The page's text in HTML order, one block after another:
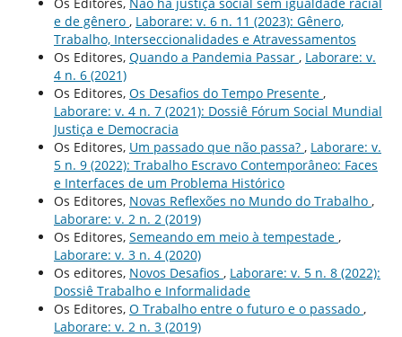
e de gênero , Laborare: v. 6 n. 11 (2023): Gênero,
Trabalho, Interseccionalidades e Atravessamentos
Os Editores, Quando a Pandemia Passar , Laborare: v.
4 n. 6 (2021)
Os Editores, Os Desafios do Tempo Presente ,
Laborare: v. 4 n. 7 (2021): Dossiê Fórum Social Mundial
Justiça e Democracia
Os Editores, Um passado que não passa? , Laborare: v.
5 n. 9 (2022): Trabalho Escravo Contemporâneo: Faces
e Interfaces de um Problema Histórico
Os Editores, Novas Reflexões no Mundo do Trabalho ,
Laborare: v. 2 n. 2 (2019)
Os Editores, Semeando em meio à tempestade ,
Laborare: v. 3 n. 4 (2020)
Os editores, Novos Desafios , Laborare: v. 5 n. 8 (2022):
Dossiê Trabalho e Informalidade
Os Editores, O Trabalho entre o futuro e o passado ,
Laborare: v. 2 n. 3 (2019)